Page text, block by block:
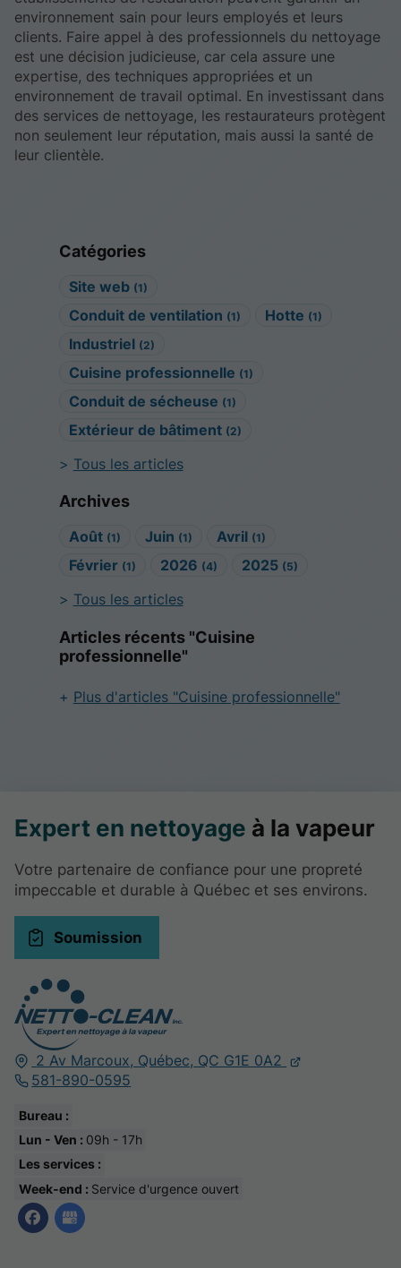
Catégories
Site web (1)
Conduit de ventilation (1) Hotte (1)
Industriel (2)
Cuisine professionnelle (1)
Conduit de sécheuse (1)
Extérieur de bâtiment (2)
Tous les articles
Archives
Août (1) Juin (1) Avril (1)
Février (1) 2026 (4) 2025 (5)
Tous les articles
Articles récents "Cuisine
professionnelle"
Plus d'articles "Cuisine professionnelle"
environnement sain pour leurs employés et leurs
clients. Faire appel à des professionnels du nettoyage
est une décision judicieuse, car cela assure une
expertise, des techniques appropriées et un
environnement de travail optimal. En investissant dans
des services de nettoyage, les restaurateurs protègent
non seulement leur réputation, mais aussi la santé de
leur clientèle.
2 Av Marcoux, Québec, QC G1E 0A2
581-890-0595
Bureau :
Lun - Ven : 09h - 17h
Les services :
Week-end : Service d'urgence ouvert
Expert en nettoyage à la vapeur
Votre partenaire de confiance pour une propreté
impeccable et durable à Québec et ses environs.
Soumission